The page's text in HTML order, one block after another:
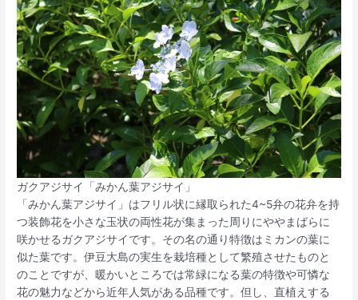
ガクアジサイ「みかん葉アジサイ」
「みかん葉アジサイ」はフリル状に縁取られた4~5弁の花弁を持
つ装飾花を小さな玉状の両性花が集まった周りにややまばらに
咲かせるガクアジサイです。その名の通り特徴はミカンの葉に
似た葉です。伊豆大島の実生を栽培種として繁殖させたものと
のことですが、暖かいところでは常緑になる葉の特徴や可憐な
花の魅力などから近年人気がある品種です。但し、直植えする